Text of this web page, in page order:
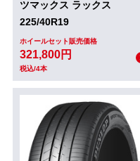
ツマックス ラックス
225/40R19
ホイールセット販売価格
321,800円
税込/4本